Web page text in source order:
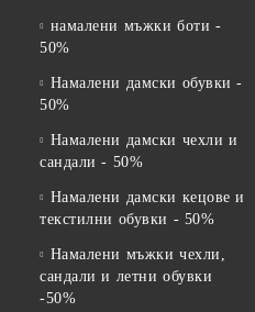
намалени мъжки боти -
50%
Намалени дамски обувки -
50%
Намалени дамски чехли и
сандали - 50%
Намалени дамски кецове и
текстилни обувки - 50%
Намалени мъжки чехли,
сандали и летни обувки
-50%